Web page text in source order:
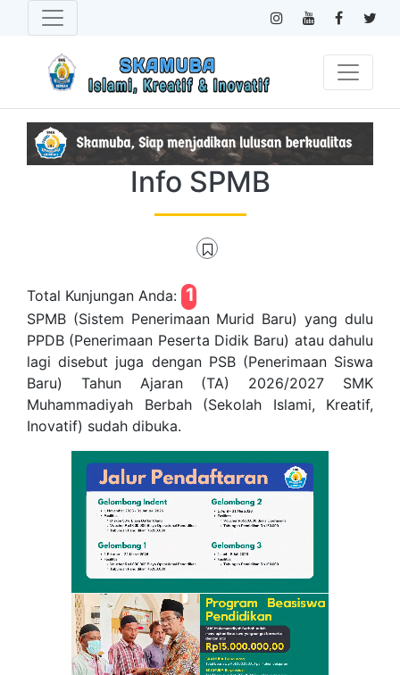
Info SPMB
Total Kunjungan Anda: 1
SPMB (Sistem Penerimaan Murid Baru) yang dulu
PPDB (Penerimaan Peserta Didik Baru) atau dahulu
lagi disebut juga dengan PSB (Penerimaan Siswa
Baru) Tahun Ajaran (TA) 2026/2027 SMK
Muhammadiyah Berbah (Sekolah Islami, Kreatif,
Inovatif) sudah dibuka.